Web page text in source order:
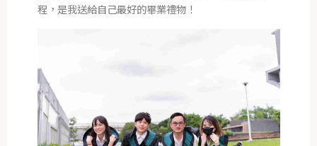
程，是我送給自己最好的畢業禮物！